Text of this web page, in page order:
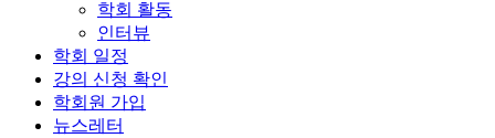
학회 활동
인터뷰
학회 일정
강의 신청 확인
학회원 가입
뉴스레터